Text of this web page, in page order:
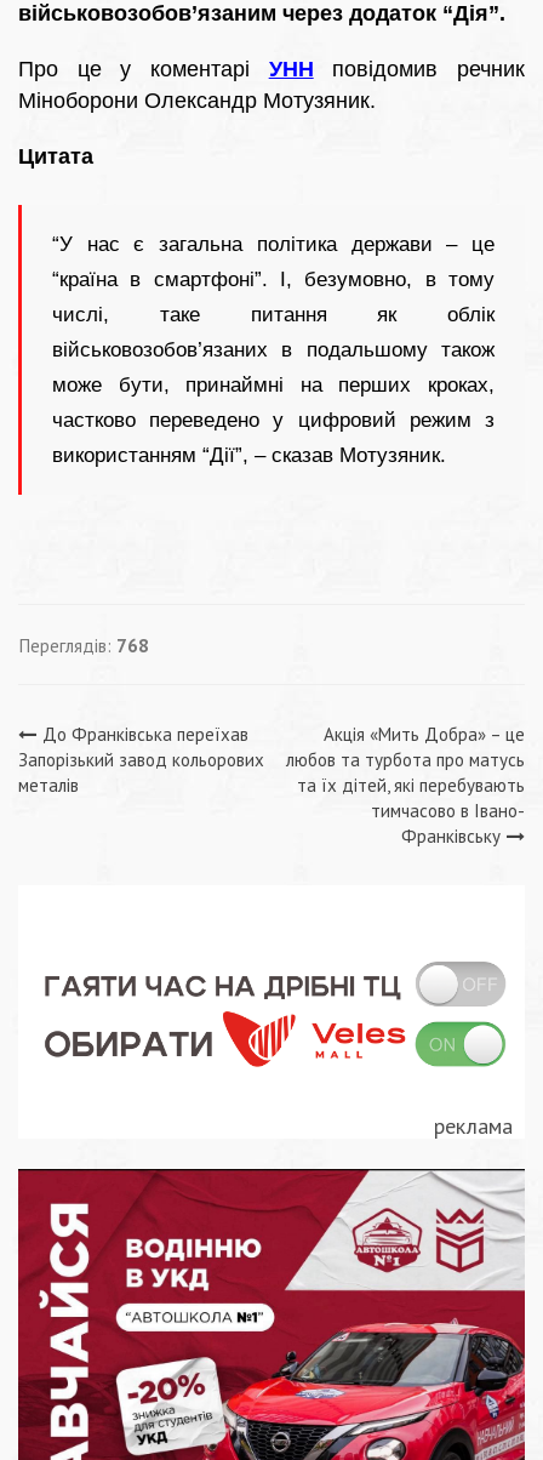
військовозобов’язаним через додаток “Дія”.
Про це у коментарі УНН повідомив речник
Міноборони Олександр Мотузяник.
Цитата
“У нас є загальна політика держави – це
“країна в смартфоні”. І, безумовно, в тому
числі, таке питання як облік
військовозобов’язаних в подальшому також
може бути, принаймні на перших кроках,
частково переведено у цифровий режим з
використанням “Дії”, – сказав Мотузяник.
Переглядів: 768
Навігація
записів
До Франківська переїхав
Запорізький завод кольорових
металів
Акція «Мить Добра» – це
любов та турбота про матусь
та їх дітей, які перебувають
тимчасово в Івано-
Франківську